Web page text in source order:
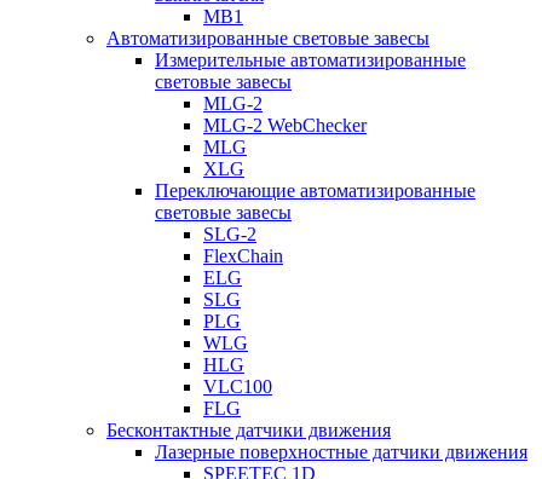
MB1
Автоматизированные световые завесы
Измерительные автоматизированные
световые завесы
MLG-2
MLG-2 WebChecker
MLG
XLG
Переключающие автоматизированные
световые завесы
SLG-2
FlexChain
ELG
SLG
PLG
WLG
HLG
VLC100
FLG
Бесконтактные датчики движения
Лазерные поверхностные датчики движения
SPEETEC 1D